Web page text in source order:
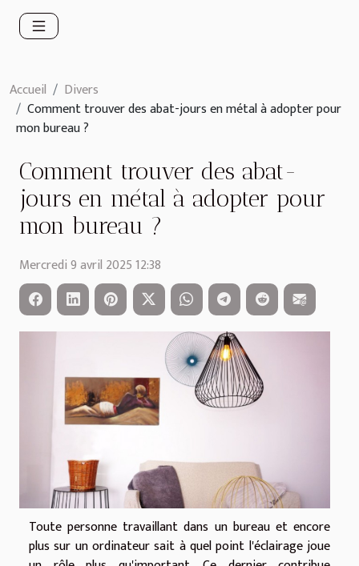
Accueil
Divers
Comment trouver des abat-jours en métal à adopter pour
mon bureau ?
Comment trouver des abat-
jours en métal à adopter pour
mon bureau ?
Mercredi 9 avril 2025 12:38
Toute personne travaillant dans un bureau et encore
plus sur un ordinateur sait à quel point l'éclairage joue